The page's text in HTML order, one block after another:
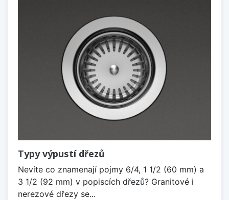
Typy výpustí dřezů
Nevíte co znamenají pojmy 6/4, 1 1/2 (60 mm) a
3 1/2 (92 mm) v popiscích dřezů? Granitové i
nerezové dřezy se...